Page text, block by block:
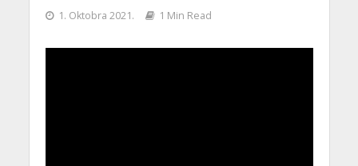
1. Oktobra 2021. 1 Min Read